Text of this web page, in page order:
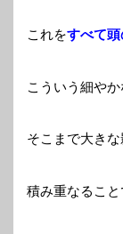
これをすべて
こういう細や
そこまで大きな
積み重なるこ